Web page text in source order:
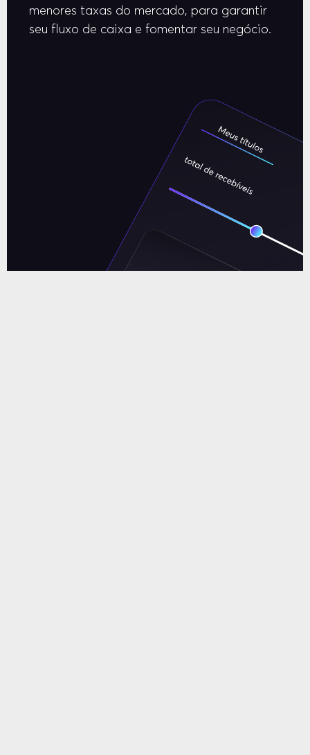
menores taxas do mercado, para garantir
seu fluxo de caixa e fomentar seu negócio.